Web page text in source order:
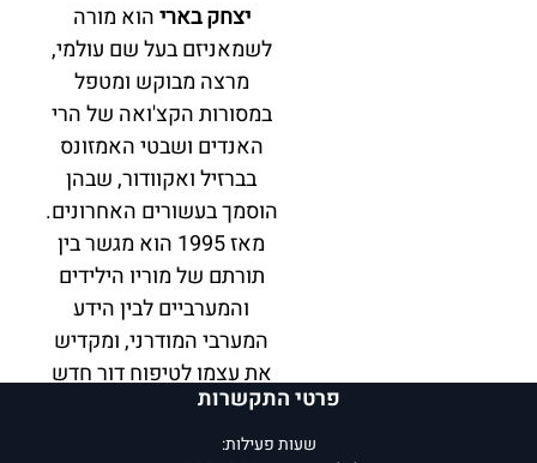
יצחק באריהוא מורה
לשמאניזם בעל שם עולמי,
מרצה מבוקש ומטפל
במסורות הקצ'ואה של הרי
האנדים ושבטי האמזונס
בברזיל ואקוודור, שבהן
הוסמך בעשורים האחרונים.
מאז 1995 הוא מגשר בין
תורתם של מוריו הילידים
והמערביים לבין הידע
המערבי המודרני, ומקדיש
את עצמו לטיפוח דור חדש
של מטפלים. יצחק בארי
הוא מחזיק פרס "שגריר
פרטי התקשרות
שעות פעילות: